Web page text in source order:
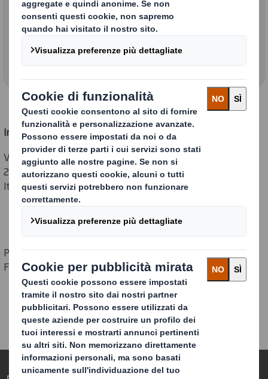
Sei un nostro fornitore?
Richiedi tutte le informazioni necessarie
Indirizzo HQ Packaging
Indirizzo della Sede Recycling
Via Torri Bianche 24
20871 Vimercate (MB)
Italia
Strada Lanzo 237
10148 Torino
Italia
P: +39 03963541
F: +39 0396354400
P: +39 011 2282911